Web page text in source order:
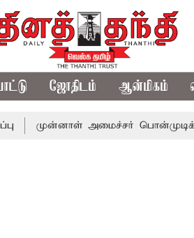
ஜோதிடம் ஆன்மிகம்
அமைச்சர் பொன்முடிக்கு